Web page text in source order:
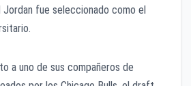
Jordan fue seleccionado como el
a uno de sus compañeros de